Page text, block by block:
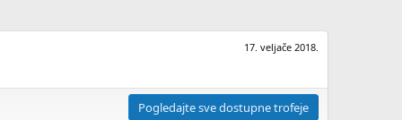
17. veljače 2018.
Pogledajte sve dostupne trofeje